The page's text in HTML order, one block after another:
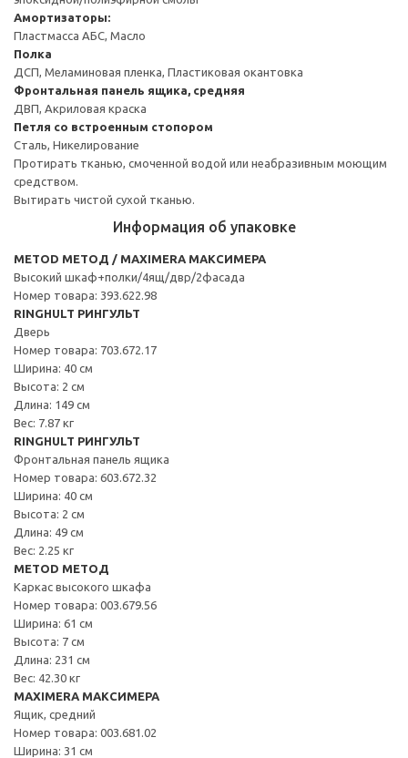
Амортизаторы:
Пластмасса АБС, Масло
Полка
ДСП, Меламиновая пленка, Пластиковая окантовка
Фронтальная панель ящика, средняя
ДВП, Акриловая краска
Петля со встроенным стопором
Сталь, Никелирование
Протирать тканью, смоченной водой или неабразивным моющим
средством.
Вытирать чистой сухой тканью.
Информация об упаковке
METOD МЕТОД / MAXIMERA МАКСИМЕРА
Высокий шкаф+полки/4ящ/двр/2фасада
Номер товара: 393.622.98
RINGHULT РИНГУЛЬТ
Дверь
Номер товара: 703.672.17
Ширина: 40 см
Высота: 2 см
Длина: 149 см
Вес: 7.87 кг
RINGHULT РИНГУЛЬТ
Фронтальная панель ящика
Номер товара: 603.672.32
Ширина: 40 см
Высота: 2 см
Длина: 49 см
Вес: 2.25 кг
METOD МЕТОД
Каркас высокого шкафа
Номер товара: 003.679.56
Ширина: 61 см
Высота: 7 см
Длина: 231 см
Вес: 42.30 кг
MAXIMERA МАКСИМЕРА
Ящик, средний
Номер товара: 003.681.02
Ширина: 31 см